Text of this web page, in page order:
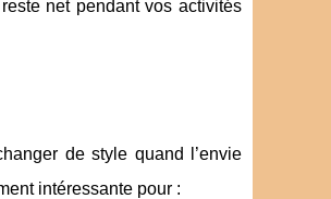
net pendant vos activités
de style quand l’envie
intéressante pour :